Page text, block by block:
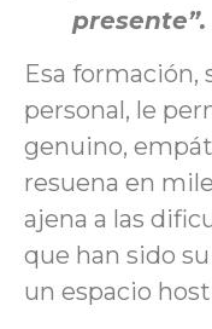
presente”.
Esa formación,
personal, le
genuino,
resuena en
ajena a las
que han sido
un espacio